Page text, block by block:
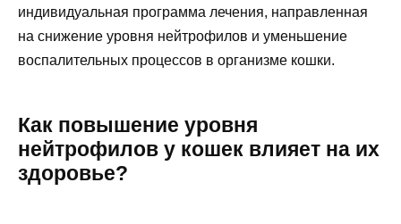
индивидуальная программа лечения, направленная
на снижение уровня нейтрофилов и уменьшение
воспалительных процессов в организме кошки.
Как повышение уровня
нейтрофилов у кошек влияет на их
здоровье?